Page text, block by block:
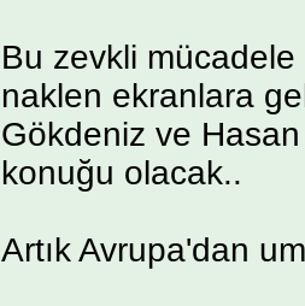
Bu zevkli mücadele
naklen ekranlara
Gökdeniz ve
konuğu olacak..
Artık Avrupa'dan